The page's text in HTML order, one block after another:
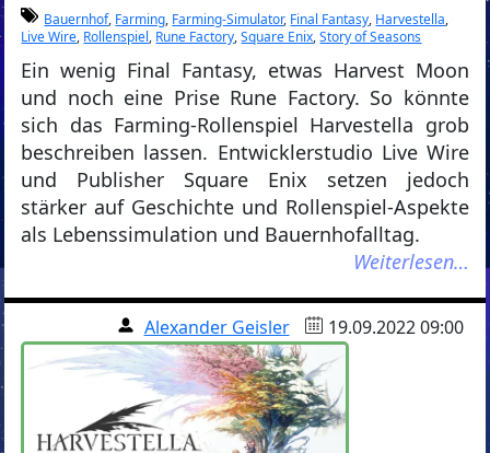
Bauernhof, Farming, Farming-Simulator, Final Fantasy, Harvestella,
Live Wire, Rollenspiel, Rune Factory,Square Enix,Story of Seasons
Ein wenig Final Fantasy, etwas Harvest Moon
und noch eine Prise Rune Factory. So könnte
sich das Farming-Rollenspiel Harvestella grob
beschreiben lassen. Entwicklerstudio Live Wire
und Publisher Square Enix setzen jedoch
stärker auf Geschichte und Rollenspiel-Aspekte
als Lebenssimulation und Bauernhofalltag.
Weiterlesen…
Alexander Geisler 19.09.2022 09:00